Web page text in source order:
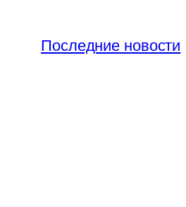
содержимому
Последние новости